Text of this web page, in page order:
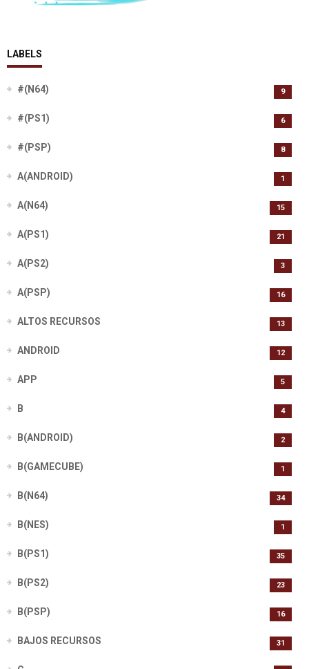
LABELS
#(N64) 9
#(PS1) 6
#(PSP) 8
A(ANDROID) 1
A(N64) 15
A(PS1) 21
A(PS2) 3
A(PSP) 16
ALTOS RECURSOS 13
ANDROID 12
APP 5
B 4
B(ANDROID) 2
B(GAMECUBE) 1
B(N64) 34
B(NES) 1
B(PS1) 35
B(PS2) 23
B(PSP) 16
BAJOS RECURSOS 31